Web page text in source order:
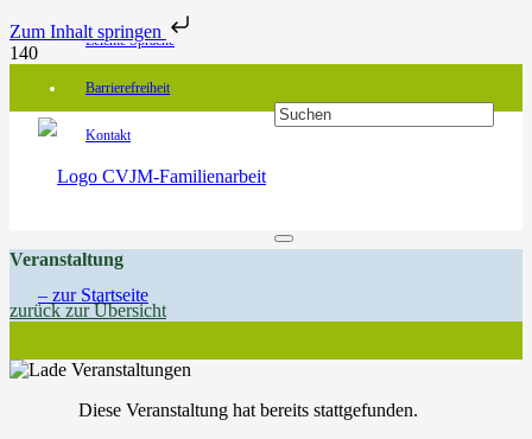
Zum Inhalt springen
Leichte Sprache
Barrierefreiheit
Kontakt
Veranstaltung
zurück zur Übersicht
Diese Veranstaltung hat bereits stattgefunden.